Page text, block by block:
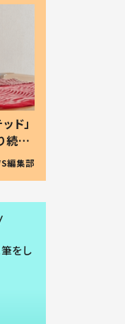
ド」
続け
子
編集部
をし